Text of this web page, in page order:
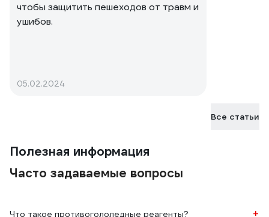
Все статьи
чтобы защитить пешеходов от травм и
ушибов.
05.02.2024
Полезная информация
Часто задаваемые вопросы
Что такое противогололедные реагенты? +